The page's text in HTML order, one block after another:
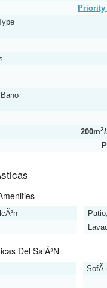
Priority
200m2
Del SalÃ³n
SofÃ